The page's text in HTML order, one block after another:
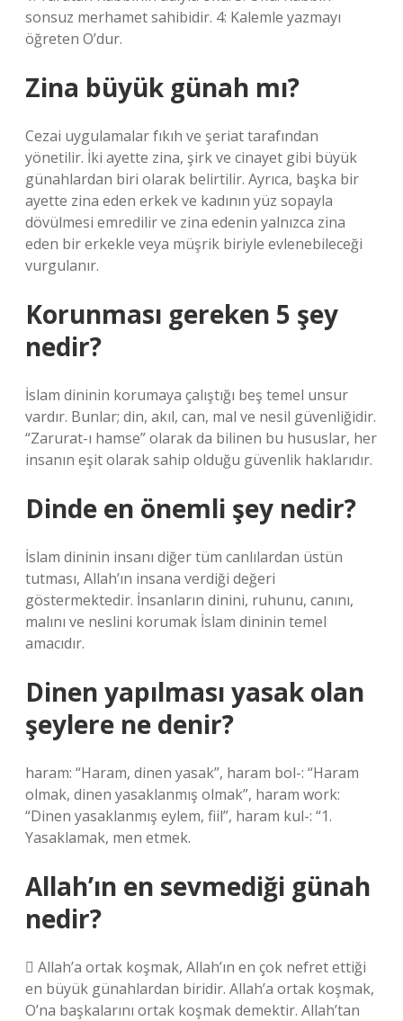
sonsuz merhamet sahibidir. 4: Kalemle yazmayı
öğreten O’dur.
Zina büyük günah mı?
Cezai uygulamalar fıkıh ve şeriat tarafından
yönetilir. İki ayette zina, şirk ve cinayet gibi büyük
günahlardan biri olarak belirtilir. Ayrıca, başka bir
ayette zina eden erkek ve kadının yüz sopayla
dövülmesi emredilir ve zina edenin yalnızca zina
eden bir erkekle veya müşrik biriyle evlenebileceği
vurgulanır.
Korunması gereken 5 şey
nedir?
İslam dininin korumaya çalıştığı beş temel unsur
vardır. Bunlar; din, akıl, can, mal ve nesil güvenliğidir.
“Zarurat-ı hamse” olarak da bilinen bu hususlar, her
insanın eşit olarak sahip olduğu güvenlik haklarıdır.
Dinde en önemli şey nedir?
İslam dininin insanı diğer tüm canlılardan üstün
tutması, Allah’ın insana verdiği değeri
göstermektedir. İnsanların dinini, ruhunu, canını,
malını ve neslini korumak İslam dininin temel
amacıdır.
Dinen yapılması yasak olan
şeylere ne denir?
haram: “Haram, dinen yasak”, haram bol-: “Haram
olmak, dinen yasaklanmış olmak”, haram work:
“Dinen yasaklanmış eylem, fiil”, haram kul-: “1.
Yasaklamak, men etmek.
Allah’ın en sevmediği günah
nedir?
 Allah’a ortak koşmak, Allah’ın en çok nefret ettiği
en büyük günahlardan biridir. Allah’a ortak koşmak,
O’na başkalarını ortak koşmak demektir. Allah’tan